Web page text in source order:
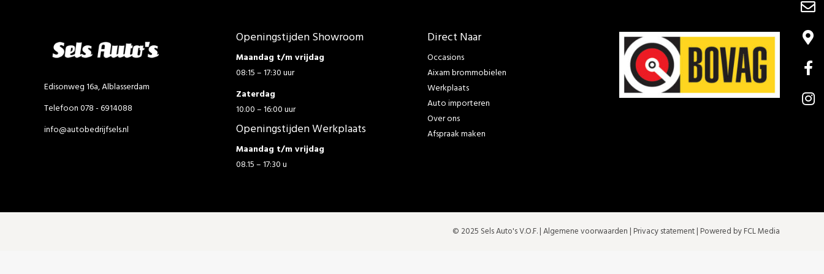
Edisonweg 16a, Alblasserdam
Telefoon 078 - 6914088
info@autobedrijfsels.nl
Openingstijden Showroom
Maandag t/m vrijdag
08:15 – 17:30 uur
Zaterdag
10.00 – 16:00 uur
Openingstijden Werkplaats
Maandag t/m vrijdag
08.15 – 17:30 u
Direct Naar
Occasions
Aixam brommobielen
Werkplaats
Auto importeren
Over ons
Afspraak maken
© 2025 Sels Auto's V.O.F. |Algemene voorwaarden | Privacy statement| Powered by FCL Media